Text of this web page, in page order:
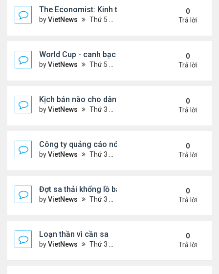
The Economist: Kinh tế thế giới suy thoái vẫn
byVietNews Thứ 5 Tháng 11 17, 2022 5:51 pm
0
Trả lời
World Cup - canh bạc 300 tỷ USD thay đổi hình
byVietNews Thứ 5 Tháng 11 17, 2022 4:48 pm
0
Trả lời
Kịch bản nào cho dân số thế giới sau mốc 8 tỷ
byVietNews Thứ 3 Tháng 11 15, 2022 5:02 pm
0
Trả lời
Công ty quảng cáo nói Twitter quá rủi ro
byVietNews Thứ 3 Tháng 11 15, 2022 4:56 pm
0
Trả lời
Đợt sa thải khổng lồ bắt đầu tại Amazon
byVietNews Thứ 3 Tháng 11 15, 2022 4:54 pm
0
Trả lời
Loạn thần vì cần sa
byVietNews Thứ 3 Tháng 10 25, 2022 4:45 pm
0
Trả lời